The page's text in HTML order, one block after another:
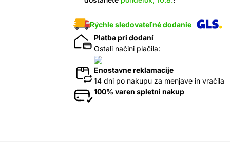
Rýchle sledovateľné dodanie
Platba pri dodaní
Ostali načini plačila:
Enostavne reklamacije
14 dni po nakupu za menjave in vračila
100% varen spletni nakup